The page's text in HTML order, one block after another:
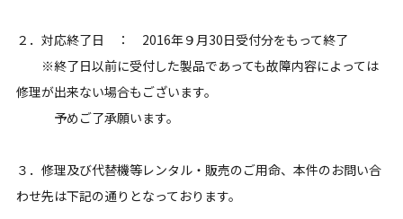
２．対応終了日 ： 2016年９月30日受付分をもって終了
※終了日以前に受付した製品であっても故障内容によっては
修理が出来ない場合もございます。
予めご了承願います。
３．修理及び代替機等レンタル・販売のご用命、本件のお問い合
わせ先は下記の通りとなっております。